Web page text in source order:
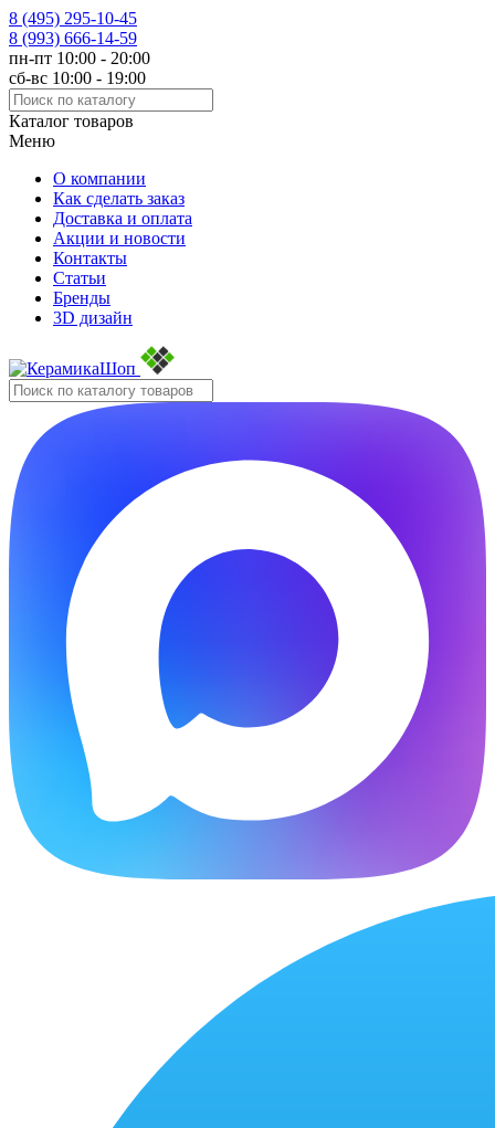
8 (495) 295-10-45
8 (993) 666-14-59
пн-пт 10:00 - 20:00
сб-вс 10:00 - 19:00
Каталог товаров
Меню
О компании
Как сделать заказ
Доставка и оплата
Акции и новости
Контакты
Статьи
Бренды
3D дизайн